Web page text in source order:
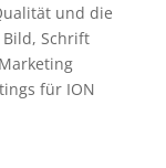
und die
Schrift
für ION